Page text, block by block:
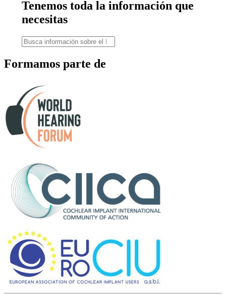
Tenemos toda la información que
necesitas
Formamos parte de